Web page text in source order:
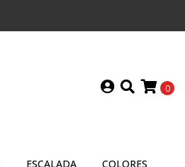
0
ESCALADA COLORES